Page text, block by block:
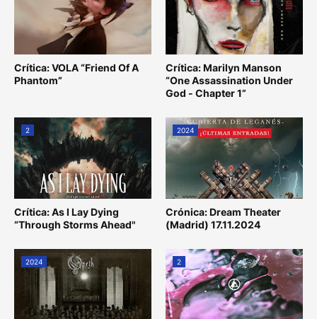
Crítica: VOLA “Friend Of A
Phantom”
Crítica: Marilyn Manson
“One Assassination Under
God - Chapter 1”
2
Crítica: As I Lay Dying
“Through Storms Ahead"
2024
Crónica: Dream Theater
(Madrid) 17.11.2024
2024 2